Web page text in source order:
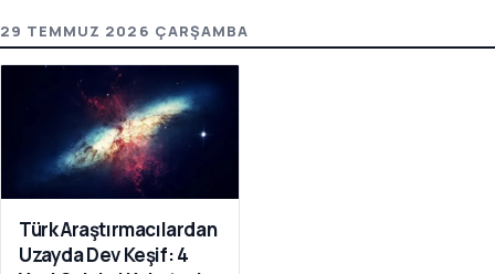
29 TEMMUZ 2026 ÇARŞAMBA
Türk Araştırmacılardan
Uzayda Dev Keşif: 4